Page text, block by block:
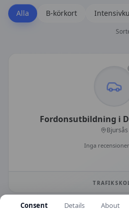
Alla B-körkort
Fordonsutbildning i
Bjursås
Inga
Consent Details About